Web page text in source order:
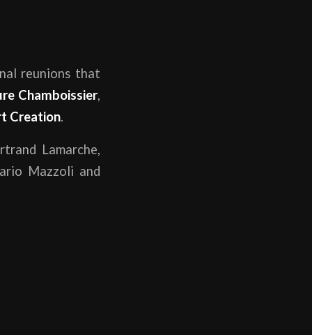
reunions that
Chamboissier,
Creation.
Lamarche,
Mazzoli and